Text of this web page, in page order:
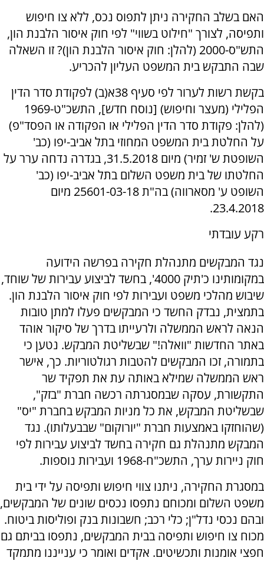
האם בשלב החקירה ניתן לתפוס נכס, ללא צו חיפוש
ותפיסה, לצורך "חילוט בשווי" לפי חוק איסור הלבנת הון,
התש"ס-2000 (להלן: חוק איסור הלבנת הון)? זו השאלה
שבה התבקש בית המשפט העליון להכריע.
בקשת רשות לערור לפי סעיף 38א(ב) לפקודת סדר הדין
הפלילי (מעצר וחיפוש) [נוסח חדש], התשכ"ט-1969
(להלן: פקודת סדר הדין הפלילי או הפקודה או הפסד"פ)
על החלטת בית המשפט המחוזי בתל אביב-יפו (כב'
השופטת ש' זמיר) מיום 31.5.2018, בגדרה נדחה ערר על
החלטתו של בית משפט השלום בתל אביב-יפו (כב'
השופט ע' מסארווה) בה"ת 25601-03-18 מיום
23.4.2018.
רקע עובדתי
נגד המבקשים מתנהלת חקירה בפרשה הידועה
במקומותינו כ'תיק 4000', בחשד לביצוע עבירות של שוחד,
שיבוש מהלכי משפט ועבירות לפי חוק איסור הלבנת הון.
בתמצית, נבדק החשד כי המבקשים פעלו למתן טובות
הנאה לראש הממשלה ולרעייתו בדרך של סיקור אוהד
באתר החדשות "וואלה!" שבשליטת המבקש. נטען כי
בתמורה, זכו המבקשים להטבות רגולטוריות. כך, אישר
ראש הממשלה שמילא באותה עת את תפקיד שר
התקשורת, עסקה שבמסגרתה רכשה חברת "בזק",
שבשליטת המבקש, את כל מניות המבקש בחברת "יס"
(שהוחזקו באמצעות חברת "יורוקום" שבבעלותו). נגד
המבקש מתנהלת גם חקירה בחשד לביצוע עבירות לפי
חוק ניירות ערך, התשכ"ח-1968 ועבירות נוספות.
במסגרת החקירה, ניתנו צווי חיפוש ותפיסה על ידי בית
משפט השלום ומכוחם נתפסו נכסים שונים של המבקשים,
ובהם נכסי נדל"ן; כלי רכב; חשבונות בנק ופוליסות ביטוח.
מכוח צו חיפוש ותפיסה בבית המבקשים, נתפסו בביתם גם
חפצי אומנות ותכשיטים. אקדים ואומר כי ענייננו מתמקד